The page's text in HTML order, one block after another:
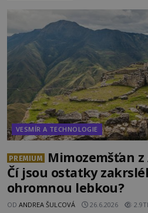
mohlo jít o návštěvu ze světa
záznam okamžitě rozpoutal
VESMÍR A TECHNOLOGIE
PREMIUM
Mimozemšťan
Čí jsou ostatky
ohromnou lebkou?
OD ANDREA ŠULCOVÁ 26.6.2026